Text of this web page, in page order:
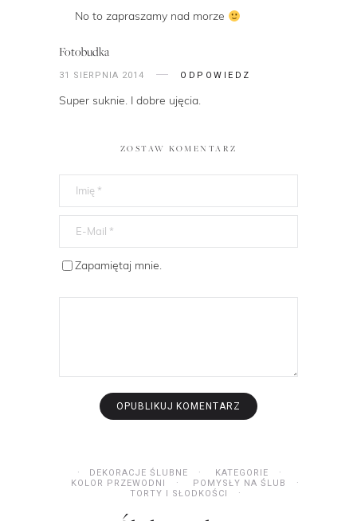
No to zapraszamy nad morze
Fotobudka
31 SIERPNIA 2014 ODPOWIEDZ
Super suknie. I dobre ujęcia.
ZOSTAW KOMENTARZ
Zapamiętaj mnie.
DEKORACJE ŚLUBNE
KATEGORIE
KOLOR PRZEWODNI
POMYSŁY NA ŚLUB
TORTY I SŁODKOŚCI